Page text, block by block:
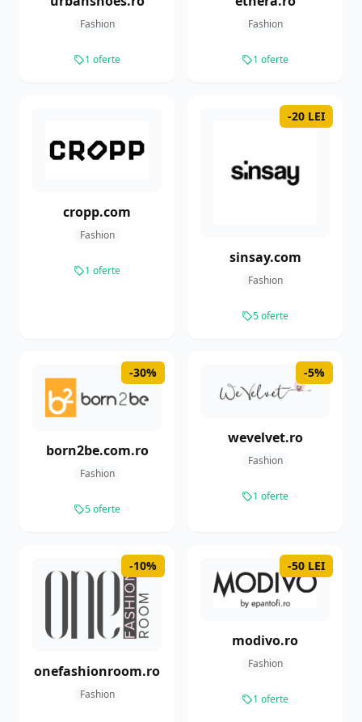
Fashion
1 oferte
Fashion
1 oferte
cropp.com
Fashion
1 oferte
-20 LEI
sinsay.com
Fashion
5 oferte
-30%
born2be.com.ro
Fashion
5 oferte
-5%
wevelvet.ro
Fashion
1 oferte
-10%
onefashionroom.ro
Fashion
-50 LEI
modivo.ro
Fashion
1 oferte